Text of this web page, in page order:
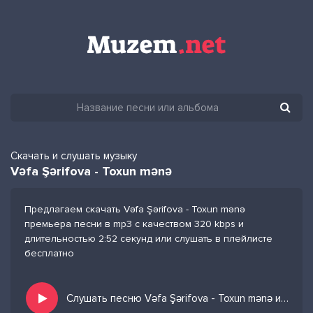
Скачать и слушать музыку
Vəfa Şərifova - Toxun mənə
Предлагаем скачать Vəfa Şərifova - Toxun mənə
премьера песни в mp3 с качеством 320 kbps и
длительностью 2:52 секунд или слушать в плейлисте
бесплатно
Слушать песню Vəfa Şərifova - Toxun mənə и добавить в избранных